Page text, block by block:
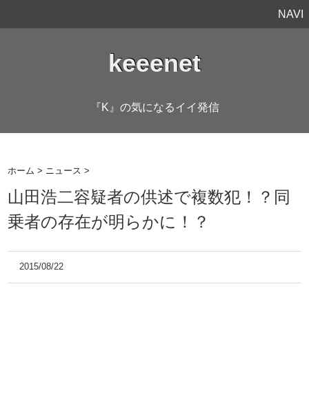
NAVI
keeenet
『K』の気になるイイ発信
ホーム > ニュース >
山田浩二容疑者の供述で複数犯！？同
乗者の存在が明らかに！？
2015/08/22